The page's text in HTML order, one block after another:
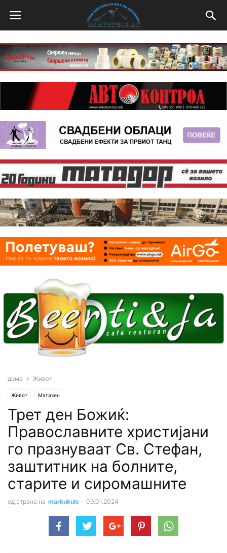
дома Живот
Живот Магазин
Трет ден Божиќ:
Православните христијани
го пpaзнуваат Св. Стефан,
заштитник на бoлнитe,
стapите и сиpoмашните
од страна на markukule - 09.01.2024